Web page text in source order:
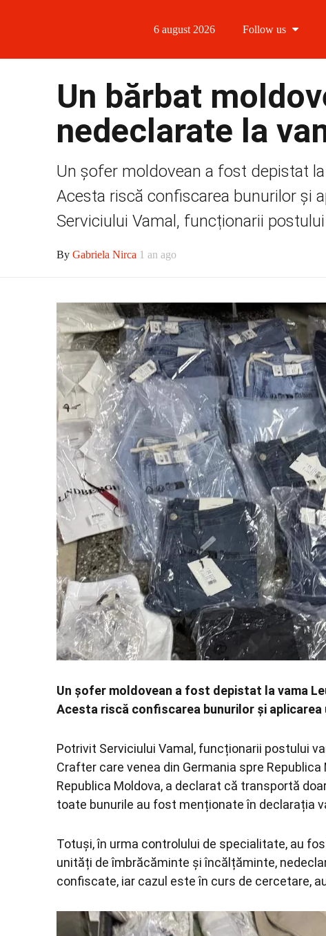
6 august 2026 Follow us
Follow us on
Follow us on
Un bărbat
nedeclarate la
Un șofer moldovean a fost depistat
Acesta riscă confiscarea bunurilor și
Serviciului Vamal, funcționarii
By Gabriela Nirca 1 an ago
Un șofer moldovean a fost depistat la vama
Acesta riscă confiscarea bunurilor și aplicarea
Potrivit Serviciului Vamal, funcționarii postului
Crafter care venea din Germania spre
Republica Moldova, a declarat că transportă
toate bunurile au fost menționate în declarația
Totuși, în urma controlului de specialitate, au
unități de îmbrăcăminte și încălțăminte,
confiscate, iar cazul este în curs de cercetare,